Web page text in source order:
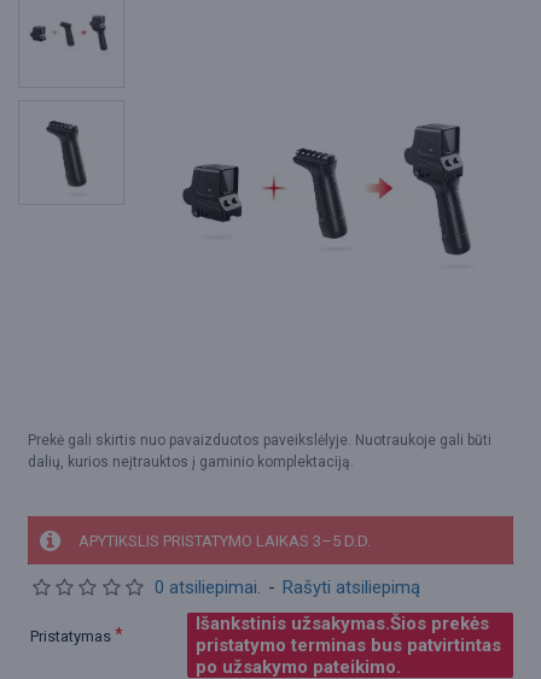
Prekė gali skirtis nuo pavaizduotos paveikslėlyje. Nuotraukoje gali būti
dalių, kurios neįtrauktos į gaminio komplektaciją.
APYTIKSLIS PRISTATYMO LAIKAS 3–5 D.D.
0 atsiliepimai. - Rašyti atsiliepimą
Pristatymas
Išankstinis užsakymas.Šios prekės
pristatymo terminas bus patvirtintas
po užsakymo pateikimo.